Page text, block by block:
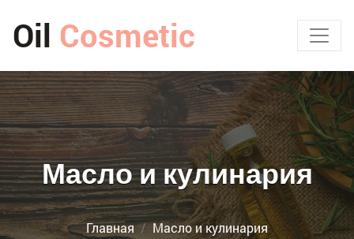
Oil Cosmetic
Масло и кулинария
Главная Масло и кулинария